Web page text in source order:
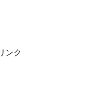
ンク